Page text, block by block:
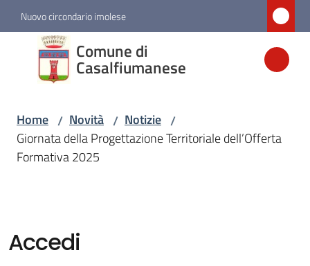
Vai al contenuto
Vai alla navigazione
Vai al footer
Nuovo circondario imolese
Comune di
Casalfiumanese
Comune di
Casalfiumanese
Amministrazione
Home / Novità / Notizie /
Giornata della Progettazione Territoriale dell’Offerta
Formativa 2025
Accedi